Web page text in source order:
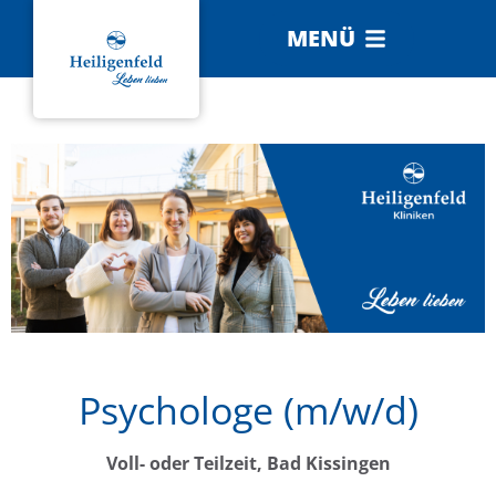
MENÜ
Psychologe (m/w/d)
Voll- oder Teilzeit, Bad Kissingen